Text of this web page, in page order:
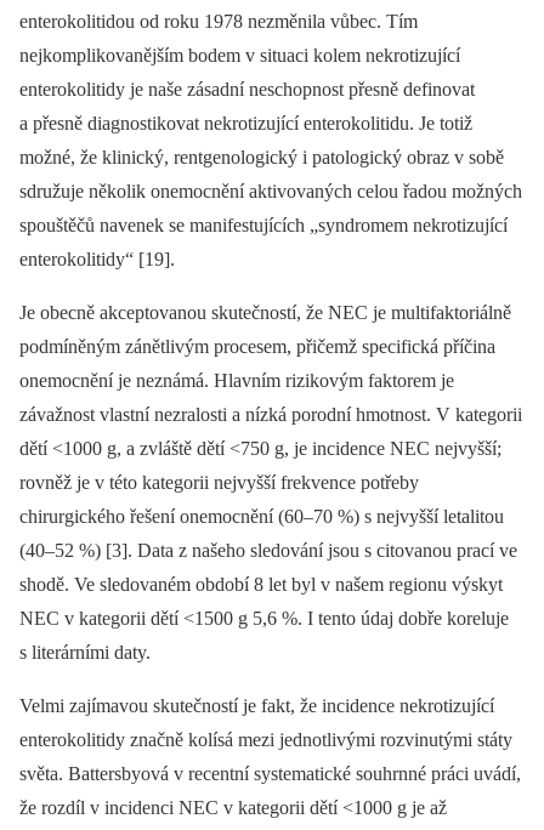
enterokolitidou od roku 1978 nezměnila vůbec. Tím
nejkomplikovanějším bodem v situaci kolem nekrotizující
enterokolitidy je naše zásadní neschopnost přesně definovat
a přesně diagnostikovat nekrotizující enterokolitidu. Je totiž
možné, že klinický, rentgenologický i patologický obraz v sobě
sdružuje několik onemocnění aktivovaných celou řadou možných
spouštěčů navenek se manifestujících „syndromem nekrotizující
enterokolitidy“ [19].
Je obecně akceptovanou skutečností, že NEC je multifaktoriálně
podmíněným zánětlivým procesem, přičemž specifická příčina
onemocnění je neznámá. Hlavním rizikovým faktorem je
závažnost vlastní nezralosti a nízká porodní hmotnost. V kategorii
dětí <1000 g, a zvláště dětí <750 g, je incidence NEC nejvyšší;
rovněž je v této kategorii nejvyšší frekvence potřeby
chirurgického řešení onemocnění (60–70 %) s nejvyšší letalitou
(40–52 %) [3]. Data z našeho sledování jsou s citovanou prací ve
shodě. Ve sledovaném období 8 let byl v našem regionu výskyt
NEC v kategorii dětí <1500 g 5,6 %. I tento údaj dobře koreluje
s literárními daty.
Velmi zajímavou skutečností je fakt, že incidence nekrotizující
enterokolitidy značně kolísá mezi jednotlivými rozvinutými státy
světa. Battersbyová v recentní systematické souhrnné práci uvádí,
že rozdíl v incidenci NEC v kategorii dětí <1000 g je až